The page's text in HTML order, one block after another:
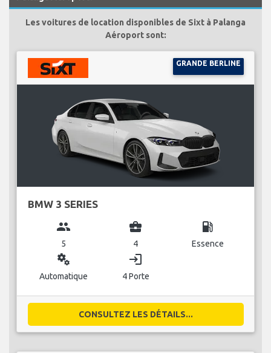
Les voitures de location disponibles de Sixt à Palanga
Aéroport sont:
GRANDE BERLINE
BMW 3 SERIES
group
5
business_center
4
local_gas_station
Essence
miscellaneous_services
Automatique
login
4 Porte
CONSULTEZ LES DÉTAILS...